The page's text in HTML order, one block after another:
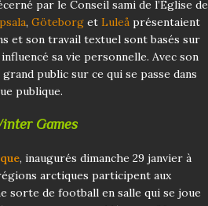
par le Conseil sami de l’Église de
, Göteborg et Luleå présentaient
et son travail textuel sont basés sur
sa vie personnelle. Avec son
public sur ce qui se passe dans
publique.
Games
, inaugurés dimanche 29 janvier à
arctiques participent aux
sorte de football en salle qui se joue